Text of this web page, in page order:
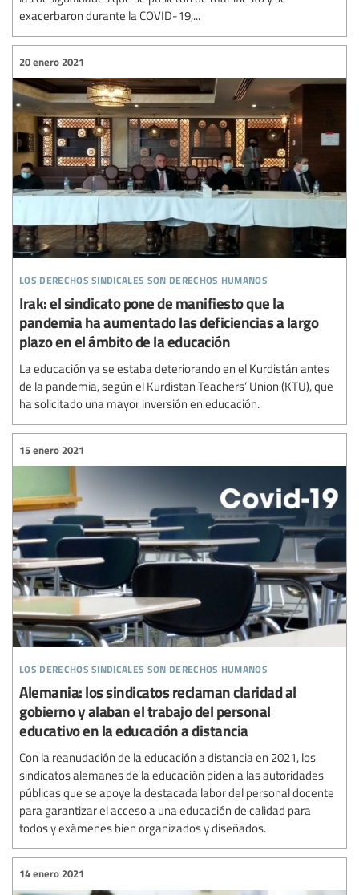
exacerbaron durante la COVID-19,...
los derechos sindicales son derechos humanos
20 enero 2021
Irak: el sindicato pone de manifiesto que la
pandemia ha aumentado las deficiencias a largo
plazo en el ámbito de la educación
La educación ya se estaba deteriorando en el Kurdistán antes
de la pandemia, según el Kurdistan Teachers’ Union (KTU), que
ha solicitado una mayor inversión en educación.
los derechos sindicales son derechos humanos
15 enero 2021
Alemania: los sindicatos reclaman claridad al
gobierno y alaban el trabajo del personal
educativo en la educación a distancia
Con la reanudación de la educación a distancia en 2021, los
sindicatos alemanes de la educación piden a las autoridades
públicas que se apoye la destacada labor del personal docente
para garantizar el acceso a una educación de calidad para
todos y exámenes bien organizados y diseñados.
14 enero 2021